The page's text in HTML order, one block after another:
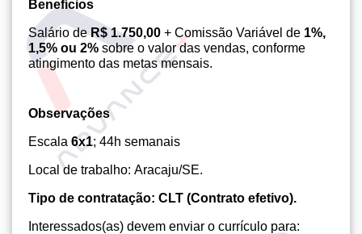
Benefícios
Salário de R$ 1.750,00 + Comissão Variável de 1%,
1,5% ou 2% sobre o valor das vendas, conforme
atingimento das metas mensais.
Observações
Escala 6x1; 44h semanais
Local de trabalho: Aracaju/SE.
Tipo de contratação: CLT (Contrato efetivo).
Interessados(as) devem enviar o currículo para: